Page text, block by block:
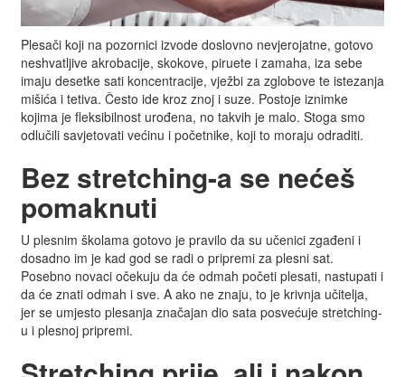
Plesači koji na pozornici izvode doslovno nevjerojatne, gotovo
neshvatljive akrobacije, skokove, piruete i zamaha, iza sebe
imaju desetke sati koncentracije, vježbi za zglobove te istezanja
mišića i tetiva. Često ide kroz znoj i suze. Postoje iznimke
kojima je fleksibilnost urođena, no takvih je malo. Stoga smo
odlučili savjetovati većinu i početnike, koji to moraju odraditi.
Bez stretching-a se nećeš
pomaknuti
U plesnim školama gotovo je pravilo da su učenici zgađeni i
dosadno im je kad god se radi o pripremi za plesni sat.
Posebno novaci očekuju da će odmah početi plesati, nastupati i
da će znati odmah i sve. A ako ne znaju, to je krivnja učitelja,
jer se umjesto plesanja značajan dio sata posvećuje stretching-
u i plesnoj pripremi.